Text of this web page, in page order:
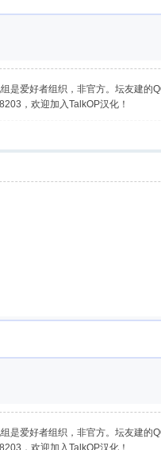
是爱好者组织，非官方。坛友建
，欢迎加入TalkOP汉化！
是爱好者组织，非官方。坛友建
，欢迎加入TalkOP汉化！